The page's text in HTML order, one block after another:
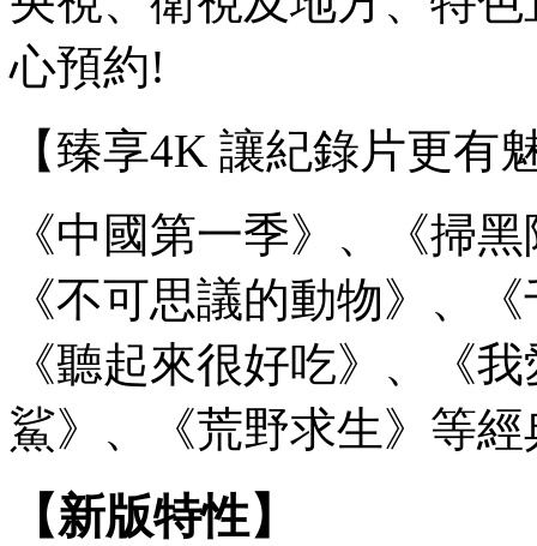
心預約!
【臻享4K 讓紀錄片更有
《中國第一季》、《掃
《不可思議的動物》、
《聽起來很好吃》、《
鯊》、《荒野求生》等
【新版特性】